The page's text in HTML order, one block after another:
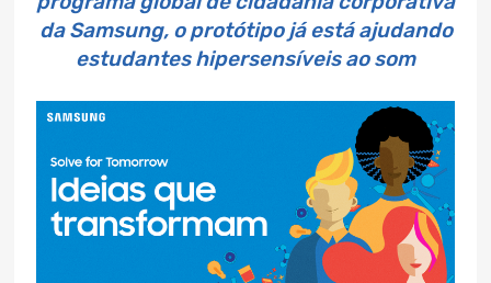
da Samsung, o protótipo já está ajudando
estudantes hipersensíveis ao som